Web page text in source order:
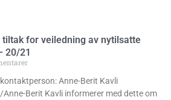
for veiledning av nytilsatte
20/21
Anne-Berit Kavli
Berit Kavli informerer med dette om